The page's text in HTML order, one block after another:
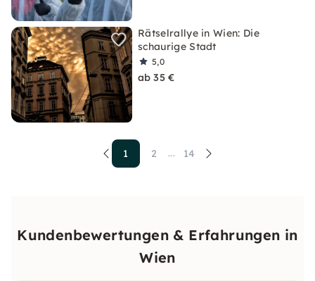
Rätselrallye in Wien: Die
schaurige Stadt
5,0
ab 35 €
1 2 ... 14
Kundenbewertungen & Erfahrungen in
Wien